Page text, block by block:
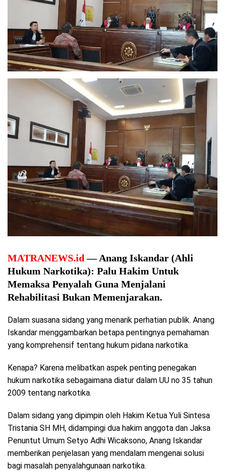
MATRANEWS.id— Anang Iskandar (Ahli
Hukum Narkotika): Palu Hakim Untuk
Memaksa Penyalah Guna Menjalani
Rehabilitasi Bukan Memenjarakan.
Dalam suasana sidang yang menarik perhatian publik. Anang
Iskandar menggambarkan betapa pentingnya pemahaman
yang komprehensif tentang hukum pidana narkotika.
Kenapa? Karena melibatkan aspek penting penegakan
hukum narkotika sebagaimana diatur dalam UU no 35 tahun
2009 tentang narkotika.
Dalam sidang yang dipimpin oleh Hakim Ketua Yuli Sintesa
Tristania SH MH, didampingi dua hakim anggota dan Jaksa
Penuntut Umum Setyo Adhi Wicaksono, Anang Iskandar
memberikan penjelasan yang mendalam mengenai solusi
bagi masalah penyalahgunaan narkotika.